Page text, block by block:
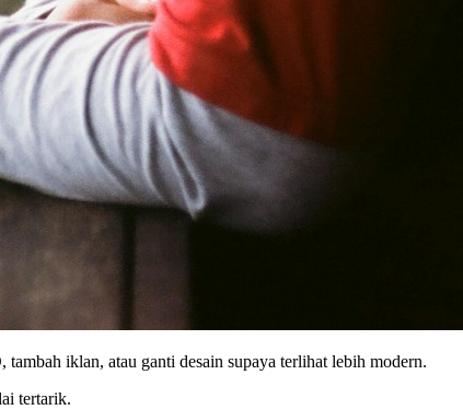
iklan, atau ganti desain supaya terlihat lebih modern.
tertarik.